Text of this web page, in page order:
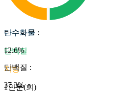
탄수화물
단백질
지방
1인분(회)
탄수화물 :
12.6%
단백질 :
37.3%